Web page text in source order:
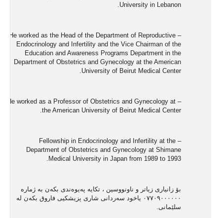
University in Lebanon.
– He worked as the Head of the Department of Reproductive
Endocrinology and Infertility and the Vice Chairman of the
Education and Awareness Programs Department in the
Department of Obstetrics and Gynecology at the American
University of Beirut Medical Center.
– He worked as a Professor of Obstetrics and Gynecology at
the American University of Beirut Medical Center.
– Fellowship in Endocrinology and Infertility at the
Department of Obstetrics and Gynecology at Shimane
Medical University in Japan from 1989 to 1993.
بۆ زانیاری زیاتر و ناونووسین ، تکایە پەیوەندی بکەن بە ژمارە
٠٧٧٠٩٠٠٠٠٠٠ یاخود سەردانی شاری پزیشکیی فاروق بکەن لە
سلێمانی.